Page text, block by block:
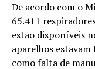
De acordo com o
65.411
estão disponíveis
aparelhos
como falta de